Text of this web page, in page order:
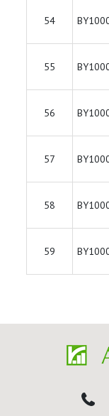
54
55
56
57
58
59